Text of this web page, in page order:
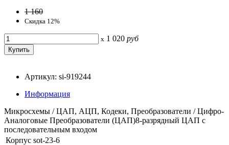
1 160
Скидка 12%
x 1 020 руб
Артикул: si-919244
Информация
Микросхемы / ЦАП, АЦП, Кодеки, Преобразователи / Цифро-
Аналоговые Преобразователи (ЦАП)8-разрядный ЦАП с
последовательным входом
Корпус sot-23-6